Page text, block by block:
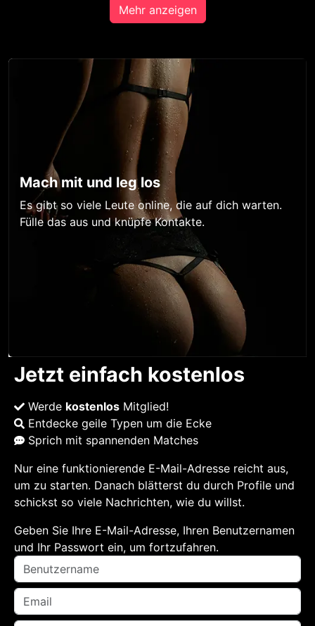
Mehr anzeigen
Mach mit und leg los
Es gibt so viele Leute online, die auf dich warten.
Fülle das aus und knüpfe Kontakte.
Jetzt einfach kostenlos
Werde kostenlos Mitglied!
Entdecke geile Typen um die Ecke
Sprich mit spannenden Matches
Nur eine funktionierende E-Mail-Adresse reicht aus,
um zu starten. Danach blätterst du durch Profile und
schickst so viele Nachrichten, wie du willst.
Geben Sie Ihre E-Mail-Adresse, Ihren Benutzernamen
und Ihr Passwort ein, um fortzufahren.